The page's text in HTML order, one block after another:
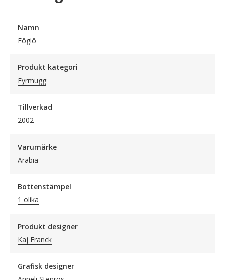
Namn
Föglö
Produkt kategori
Fyrmugg
Tillverkad
2002
Varumärke
Arabia
Bottenstämpel
1 olika
Produkt designer
Kaj Franck
Grafisk designer